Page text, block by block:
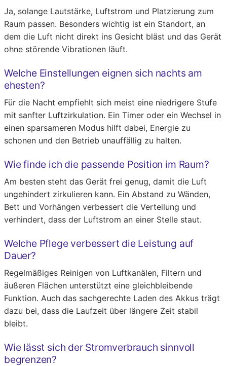
Ja, solange Lautstärke, Luftstrom und Platzierung zum
Raum passen. Besonders wichtig ist ein Standort, an
dem die Luft nicht direkt ins Gesicht bläst und das Gerät
ohne störende Vibrationen läuft.
Welche Einstellungen eignen sich nachts am
ehesten?
Für die Nacht empfiehlt sich meist eine niedrigere Stufe
mit sanfter Luftzirkulation. Ein Timer oder ein Wechsel in
einen sparsameren Modus hilft dabei, Energie zu
schonen und den Betrieb unauffällig zu halten.
Wie finde ich die passende Position im Raum?
Am besten steht das Gerät frei genug, damit die Luft
ungehindert zirkulieren kann. Ein Abstand zu Wänden,
Bett und Vorhängen verbessert die Verteilung und
verhindert, dass der Luftstrom an einer Stelle staut.
Welche Pflege verbessert die Leistung auf
Dauer?
Regelmäßiges Reinigen von Luftkanälen, Filtern und
äußeren Flächen unterstützt eine gleichbleibende
Funktion. Auch das sachgerechte Laden des Akkus trägt
dazu bei, dass die Laufzeit über längere Zeit stabil
bleibt.
Wie lässt sich der Stromverbrauch sinnvoll
begrenzen?